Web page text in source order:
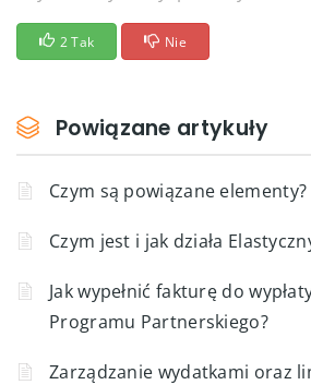
2 Tak Nie
Powiązane artykuły
Czym są powiązane elementy?
Czym jest i jak działa
Jak wypełnić fakturę do
Programu Partnerskiego?
Zarządzanie wydatkami oraz